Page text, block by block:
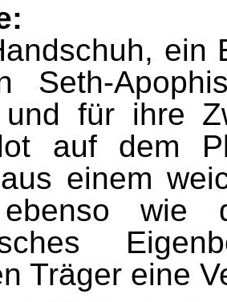
ein
Seth-
für ihre
auf dem
einem
wie
Trä­ger eine